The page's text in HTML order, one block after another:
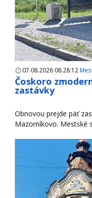
07.08.2026 08:28:12
Čoskoro
zastávky
Obnovou prejde päť
Mazorníkovo. Mestské